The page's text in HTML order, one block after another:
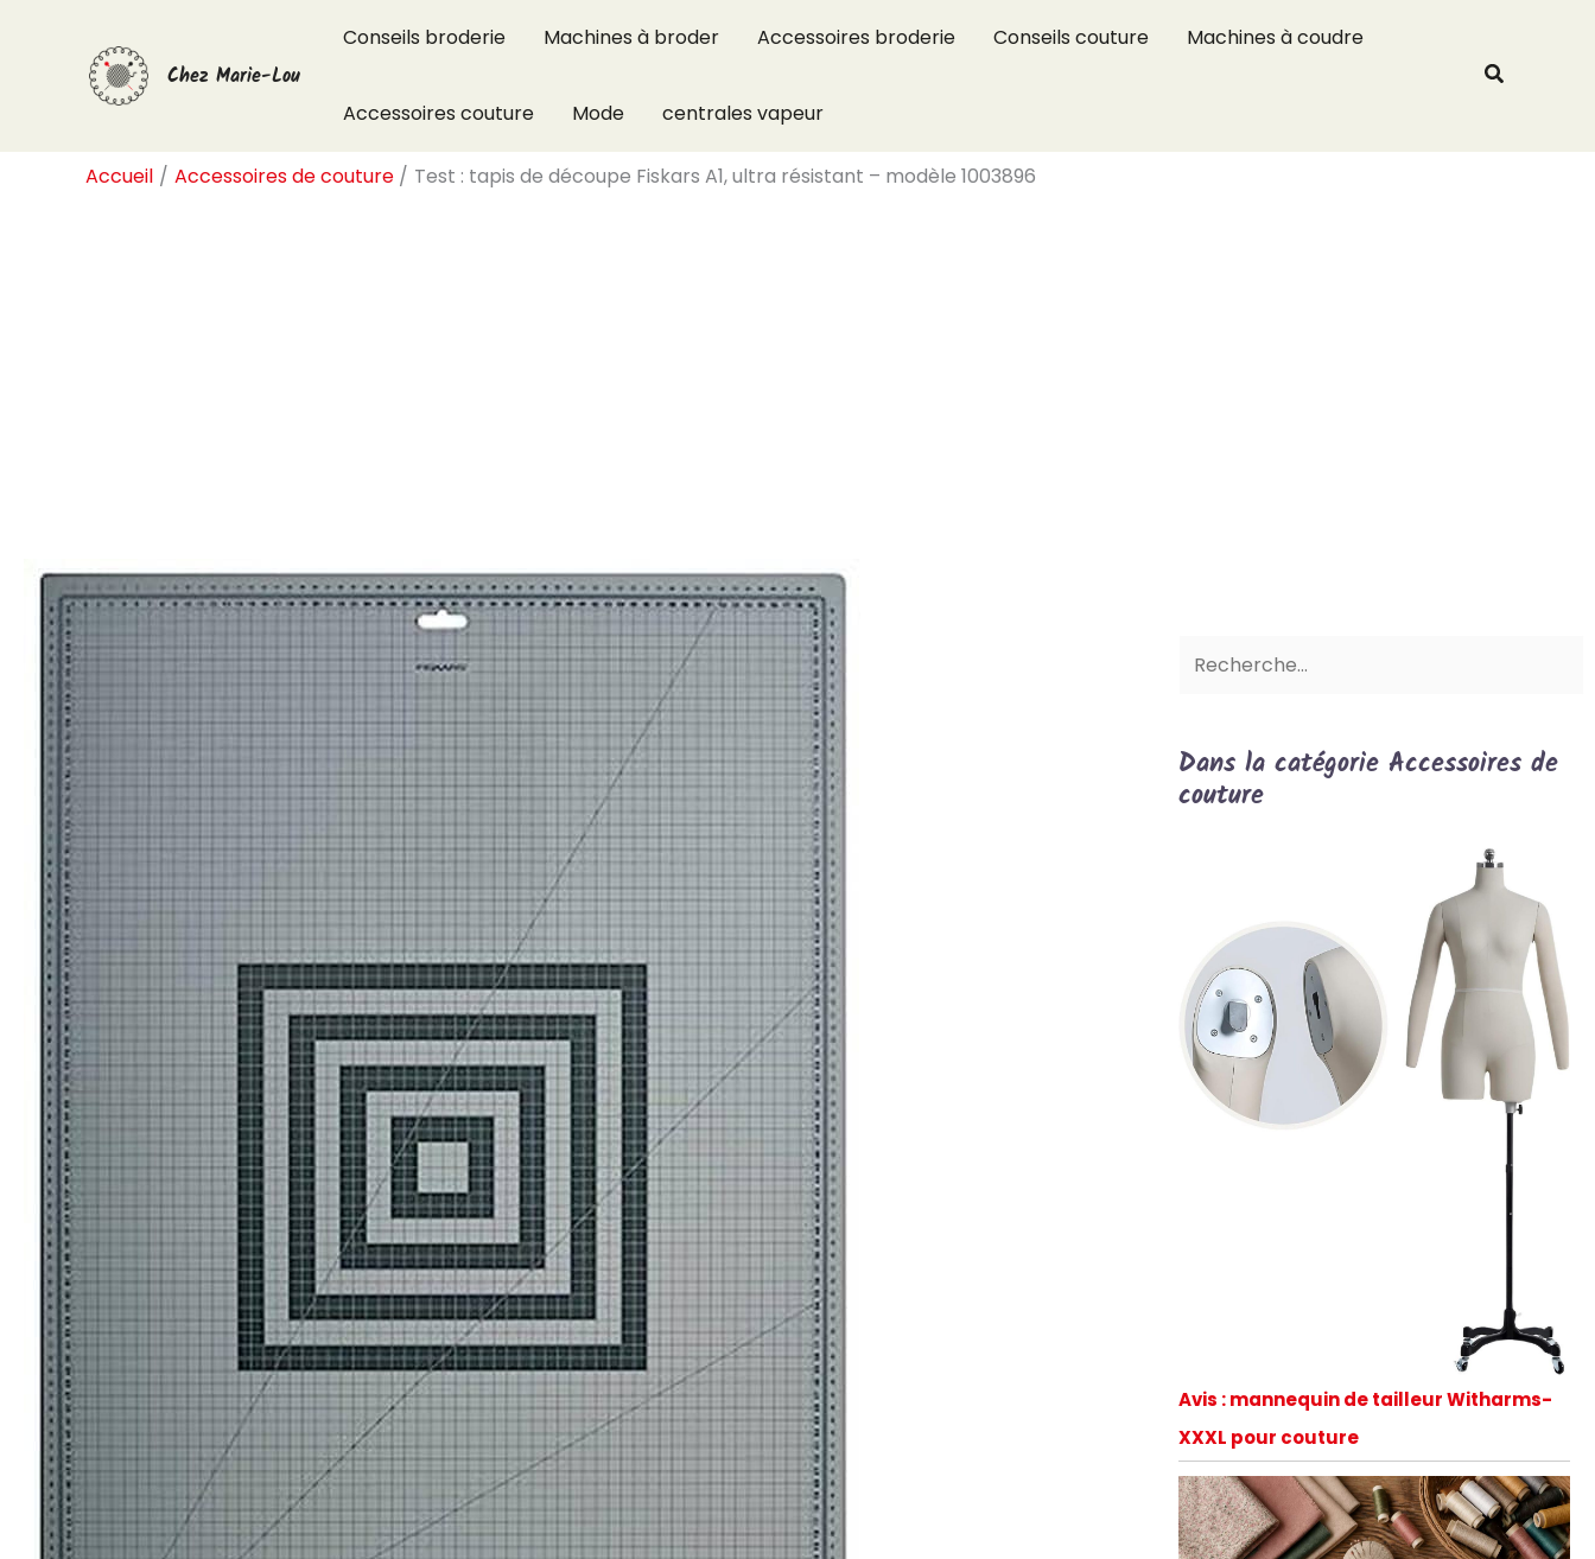
Chez Marie-Lou
Conseils broderie Machines à broder Accessoires broderie Conseils couture Machines à coudre
Accessoires couture Mode centrales vapeur
Accueil Accessoires de couture Test : tapis de découpe Fiskars A1, ultra résistant – modèle 1003896
Dans la catégorie Accessoires de
couture
Avis : mannequin de tailleur Witharms-
XXXL pour couture